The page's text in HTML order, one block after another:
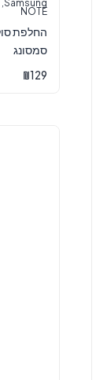
Samsung
NOTE
סמסונג
₪129